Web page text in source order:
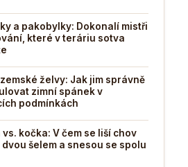
a pakobylky: Dokonalí mistři
které v teráriu sotva
želvy: Jak jim správně
zimní spánek v
podmínkách
vs. kočka: V čem se liší chov
šelem a snesou se spolu